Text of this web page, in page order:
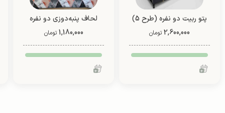
پتو ربیت دو نفره (طرح 5)
2,600,000 تومان
لحاف پنبه‌دوزی دو نفره
دو رو (طرح 7)
1,180,000 تومان